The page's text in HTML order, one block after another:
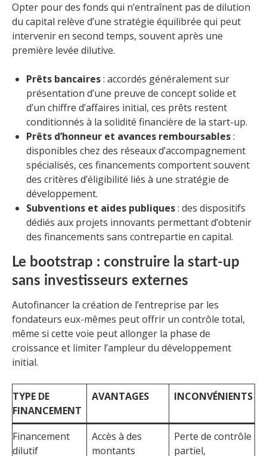
Opter pour des fonds qui n’entraînent pas de dilution
du capital relève d’une stratégie équilibrée qui peut
intervenir en second temps, souvent après une
première levée dilutive.
Prêts bancaires: accordés généralement sur
présentation d’une preuve de concept solide et
d’un chiffre d’affaires initial, ces prêts restent
conditionnés à la solidité financière de la start-up.
Prêts d’honneur et avances remboursables:
disponibles chez des réseaux d’accompagnement
spécialisés, ces financements comportent souvent
des critères d’éligibilité liés à une stratégie de
développement.
Subventions et aides publiques: des dispositifs
dédiés aux projets innovants permettant d’obtenir
des financements sans contrepartie en capital.
Le bootstrap : construire la start-up
sans investisseurs externes
Autofinancer la création de l’entreprise par les
fondateurs eux-mêmes peut offrir un contrôle total,
même si cette voie peut allonger la phase de
croissance et limiter l’ampleur du développement
initial.
TYPE DE
FINANCEMENT
AVANTAGES INCONVÉNIENTS
Financement
dilutif
Accès à des
montants
Perte de contrôle
partiel,